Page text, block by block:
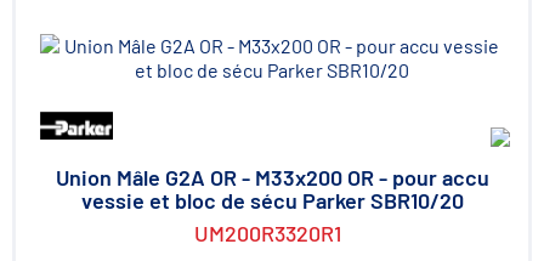
Union Mâle G2A OR - M33x200 OR - pour accu
vessie et bloc de sécu Parker SBR10/20
UM200R3320R1